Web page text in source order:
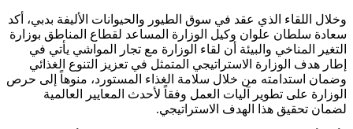
وخلال اللقاء الذي عقد في سوق الطيور والحيوانات الأليفة بدبي، أكد
سعادة سلطان علوان وكيل الوزارة المساعد لقطاع المناطق بوزارة
التغير المناخي والبيئة أن لقاء الوزارة مع تجار المواشي يأتي في
إطار هدف الوزارة الاستراتيجي المتمثل في تعزيز التنوع الغذائي
وضمان استدامته من خلال سلامة الغذاء المستورد، منوهاً إلى حرص
الوزارة على تطوير آليات العمل وفقاً لأحدث المعايير العالمية
لضمان تحقيق هذا الهدف الاستراتيجي.